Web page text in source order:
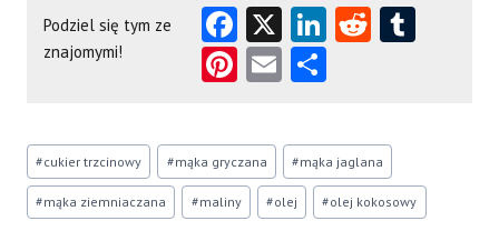
Podziel się tym ze
znajomymi!
Fa
ce
b
o
k
X Li
nk
e
n
R
t
T
Pi
er
es
t
E
ai
l
S
re
Tagi
wpisu:
#cukier trzcinowy #mąka gryczana #mąka jaglana
#mąka ziemniaczana #maliny #olej #olej kokosowy